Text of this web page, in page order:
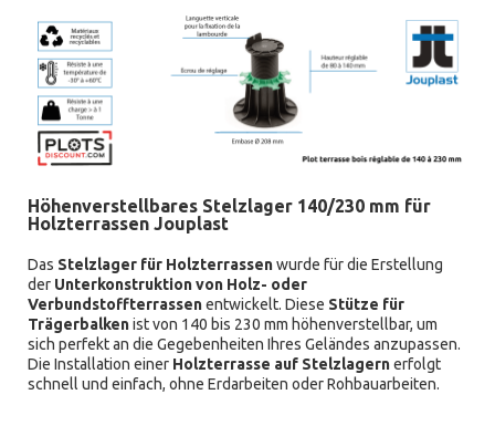
Höhenverstellbares Stelzlager 140/230 mm für
Holzterrassen Jouplast
Das Stelzlager für Holzterrassenwurde für die Erstellung
der Unterkonstruktion von Holz- oder
Verbundstoffterrassenentwickelt. Diese Stütze für
Trägerbalkenist von 140 bis 230 mm höhenverstellbar, um
sich perfekt an die Gegebenheiten Ihres Geländes anzupassen.
Die Installation einer Holzterrasse auf Stelzlagernerfolgt
schnell und einfach, ohne Erdarbeiten oder Rohbauarbeiten.